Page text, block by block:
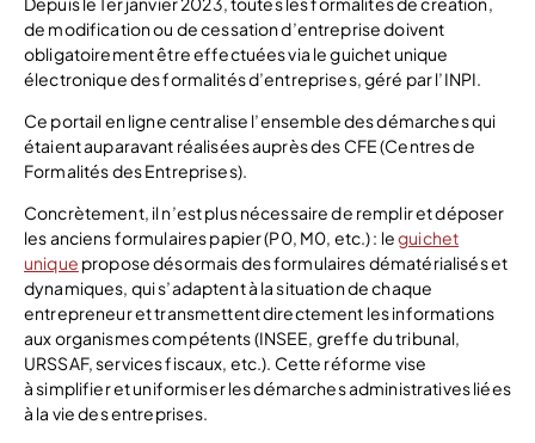
de modification ou de cessation d’entreprise doivent
obligatoirement être effectuées via le guichet unique
électronique des formalités d’entreprises, géré par l’INPI.
Ce portail en ligne centralise l’ensemble des démarches qui
étaient auparavant réalisées auprès des CFE (Centres de
Formalités des Entreprises).
Concrètement, il n’est plus nécessaire de remplir et déposer
les anciens formulaires papier (P0, M0, etc.) : leguichet
unique propose désormais des formulaires dématérialisés et
dynamiques, qui s’adaptent à la situation de chaque
entrepreneur et transmettent directement les informations
aux organismes compétents (INSEE, greffe du tribunal,
URSSAF, services fiscaux, etc.). Cette réforme vise
à simplifier et uniformiser les démarches administratives liées
à la vie des entreprises.